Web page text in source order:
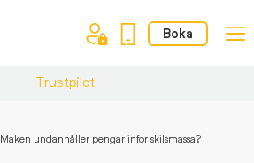
Boka
Trustpilot
Maken undanhåller pengar inför skilsmässa?